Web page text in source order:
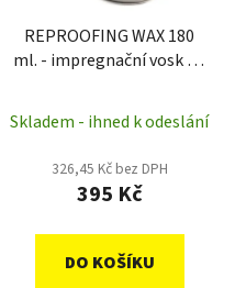
REPROOFING WAX 180
ml. - impregnační vosk na
Skladem - ihned k odeslání
326,45 Kč bez DPH
395 Kč
DO KOŠÍKU